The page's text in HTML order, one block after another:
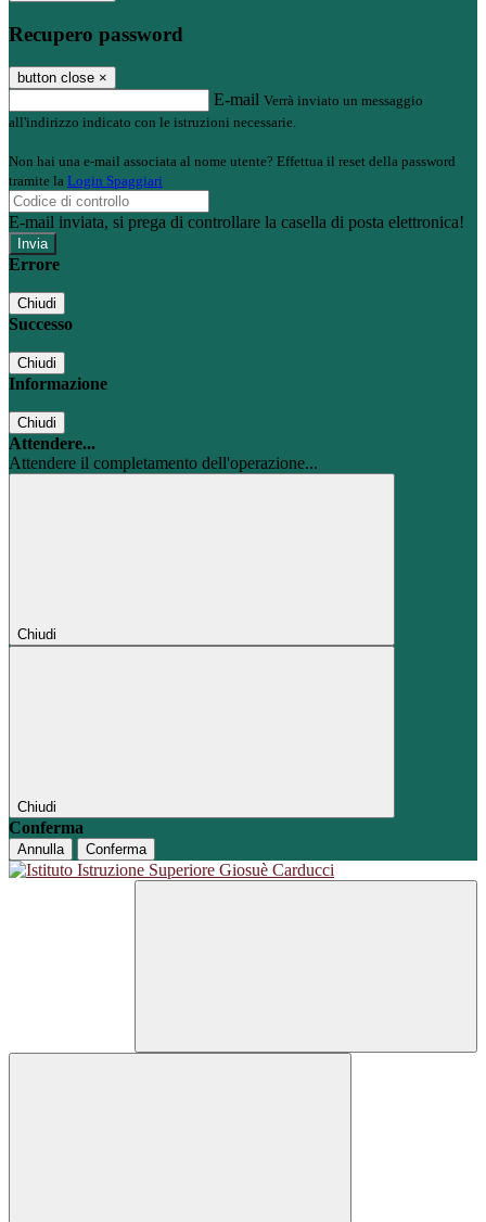
Recupero password
button close ×
E-mail Verrà inviato un messaggio
all'indirizzo indicato con le istruzioni necessarie.
Non hai una e-mail associata al nome utente? Effettua il reset della password
tramite la Login Spaggiari
E-mail inviata, si prega di controllare la casella di posta elettronica!
Errore
Chiudi
Successo
Chiudi
Informazione
Chiudi
Attendere...
Attendere il completamento dell'operazione...
Chiudi
Chiudi
Conferma
Annulla Conferma